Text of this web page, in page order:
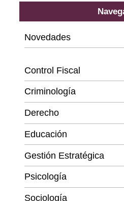
Novedades
Control Fiscal
Criminología
Derecho
Educación
Gestión Estratégica
Psicología
Sociología